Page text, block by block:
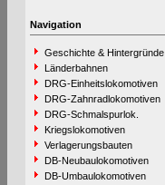
Navigation
Geschichte & Hintergründe
Länderbahnen
DRG-Einheitslokomotiven
DRG-Zahnradlokomotiven
DRG-Schmalspurlok.
Kriegslokomotiven
Verlagerungsbauten
DB-Neubaulokomotiven
DB-Umbaulokomotiven